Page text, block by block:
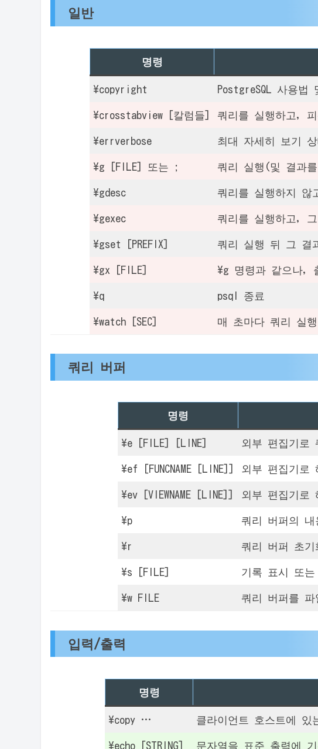
일반
명령
\copyright PostgreSQL 사용법
\crosstabview [칼럼들] 쿼리를 실행하고,
\errverbose 최대 자세히 보기
\g [FILE] 또는 ; 쿼리 실행(및 결과
\gdesc 쿼리를 실행하지 않
\gexec 쿼리를 실행하고,
\gset [PREFIX] 쿼리 실행 뒤 그 결
\gx [FILE] \g 명령과 같으나,
\q psql 종료
\watch [SEC] 매 초마다 쿼리 실행
쿼리 버퍼
명령
\e [FILE] [LINE] 외부 편집기로
\ef [FUNCNAME [LINE]] 외부 편집기로
\ev [VIEWNAME [LINE]] 외부 편집기로
\p 쿼리 버퍼의 내
\r 쿼리 버퍼 초
\s [FILE] 기록 표시 또
\w FILE 쿼리 버퍼를 파
입력/출력
명령
\copy … 클라이언트 호스트에 있
\echo [STRING] 문자열을 표준 출력에